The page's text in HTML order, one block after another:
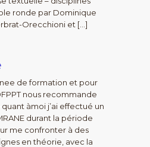
ronde par Dominique
Orecchioni et […]
de formation et pour
nous recommande
àmoi j’ai effectué un
durant la période
me confronter à des
en théorie, avec la